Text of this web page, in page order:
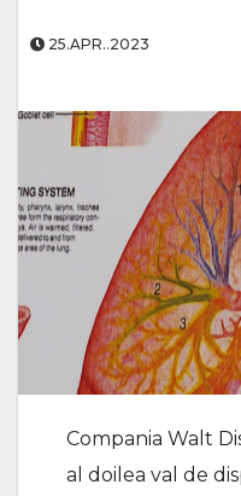
25.APR..2023
Compania Walt
al doilea val de